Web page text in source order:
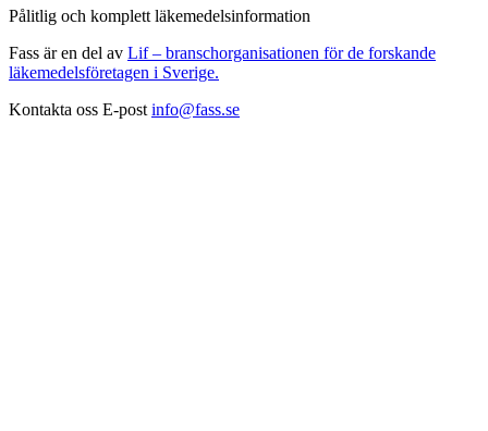
Pålitlig och komplett läkemedelsinformation
Fass är en del av Lif – branschorganisationen för de forskande
läkemedelsföretagen i Sverige.
Kontakta oss E-post info@fass.se